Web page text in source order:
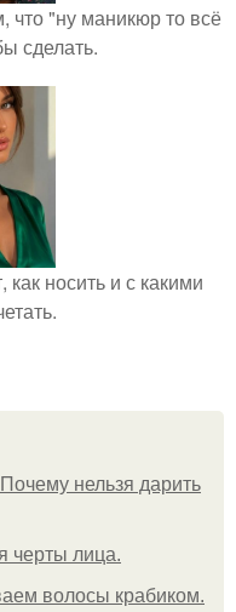
что "ну маникюр то всё
сделать.
носить и с какими
нельзя дарить
черты лица.
волосы крабиком.